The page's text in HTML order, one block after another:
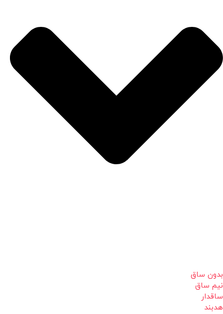
بدون ساق
نیم ساق
ساقدار
هدبند